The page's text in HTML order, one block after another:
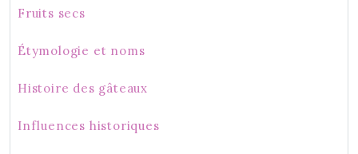
Fruits secs
Étymologie et noms
Histoire des gâteaux
Influences historiques